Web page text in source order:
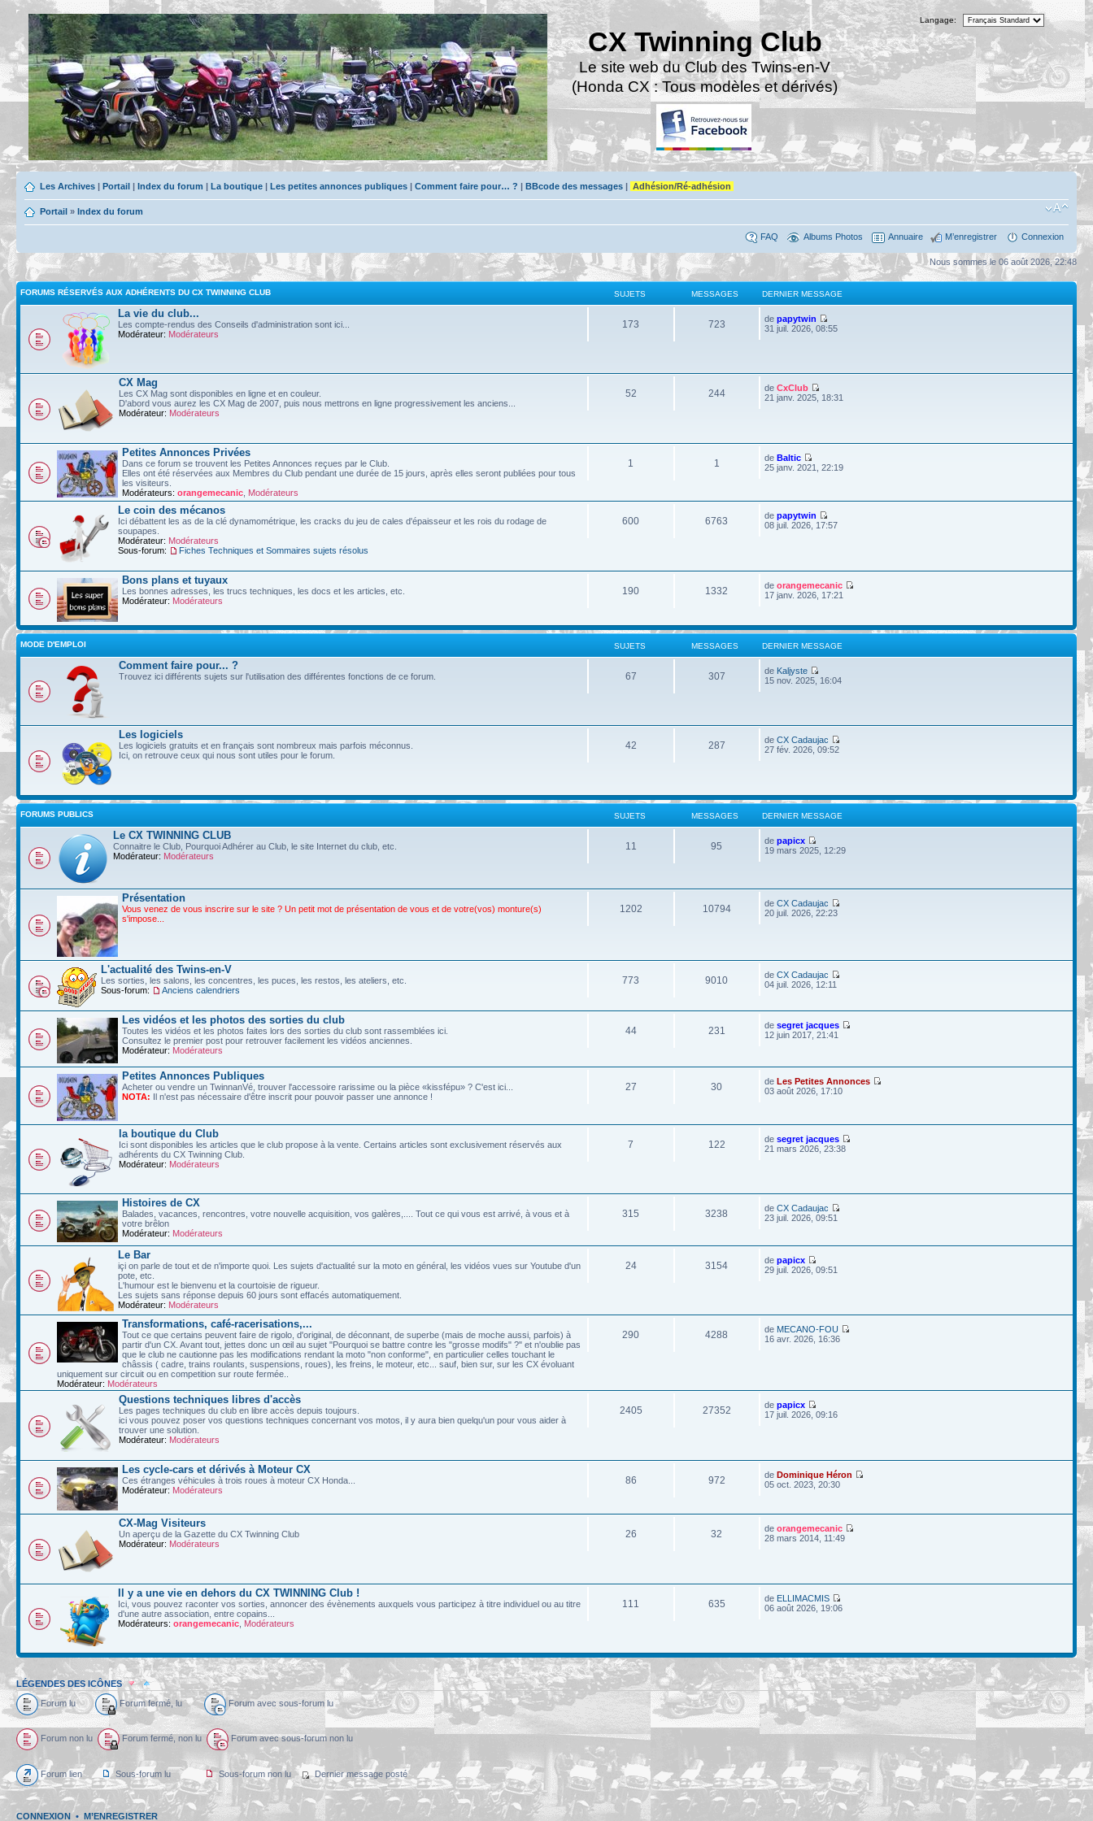
CX Twinning Club
Le site web du Club des Twins-en-V
(Honda CX : Tous modèles et dérivés)
Langage:
Les Archives | Portail | Index du forum | La boutique | Les petites annonces publiques | Comment faire pour… ? | BBcode des messages | Adhésion/Ré-adhésion
Portail » Index du forum
FAQ Albums Photos Annuaire M’enregistrer Connexion
Nous sommes le 06 août 2026, 22:48
FORUMS RÉSERVÉS AUX ADHÉRENTS DU CX TWINNING CLUB SUJETS MESSAGES DERNIER MESSAGE
La vie du club...
Les compte-rendus des Conseils d'administration sont ici...
Modérateur: Modérateurs
173 723 depapytwin
31 juil. 2026, 08:55
CX Mag
Les CX Mag sont disponibles en ligne et en couleur.
D'abord vous aurez les CX Mag de 2007, puis nous mettrons en ligne progressivement les anciens...
Modérateur: Modérateurs
52 244 deCxClub
21 janv. 2025, 18:31
Petites Annonces Privées
Dans ce forum se trouvent les Petites Annonces reçues par le Club.
Elles ont été réservées aux Membres du Club pendant une durée de 15 jours, après elles seront publiées pour tous
les visiteurs.
Modérateurs: orangemecanic Modérateurs
1 1 deBaltic
25 janv. 2021, 22:19
Le coin des mécanos
Ici débattent les as de la clé dynamométrique, les cracks du jeu de cales d'épaisseur et les rois du rodage de
soupapes.
Modérateur: Modérateurs
Sous-forum:
Fiches Techniques et Sommaires sujets résolus
600 6763 depapytwin
08 juil. 2026, 17:57
Bons plans et tuyaux
Les bonnes adresses, les trucs techniques, les docs et les articles, etc.
Modérateur: Modérateurs
190 1332 deorangemecanic
17 janv. 2026, 17:21
MODE D'EMPLOI SUJETS MESSAGES DERNIER MESSAGE
Comment faire pour... ?
Trouvez ici différents sujets sur l'utilisation des différentes fonctions de ce forum. 67 307 de Kaljyste
15 nov. 2025, 16:04
Les logiciels
Les logiciels gratuits et en français sont nombreux mais parfois méconnus.
Ici, on retrouve ceux qui nous sont utiles pour le forum.
42 287 deCX Cadaujac
27 fév. 2026, 09:52
FORUMS PUBLICS SUJETS MESSAGES DERNIER MESSAGE
Le CX TWINNING CLUB
Connaitre le Club, Pourquoi Adhérer au Club, le site Internet du club, etc.
Modérateur: Modérateurs
11 95 depapicx
19 mars 2025, 12:29
Présentation
Vous venez de vous inscrire sur le site ? Un petit mot de présentation de vous et de votre(vos) monture(s)
s'impose...
1202 10794 deCX Cadaujac
20 juil. 2026, 22:23
L'actualité des Twins-en-V
Les sorties, les salons, les concentres, les puces, les restos, les ateliers, etc.
Sous-forum:
Anciens calendriers
773 9010 deCX Cadaujac
04 juil. 2026, 12:11
Les vidéos et les photos des sorties du club
Toutes les vidéos et les photos faites lors des sorties du club sont rassemblées ici.
Consultez le premier post pour retrouver facilement les vidéos anciennes.
Modérateur: Modérateurs
44 231 desegret jacques
12 juin 2017, 21:41
Petites Annonces Publiques
Acheter ou vendre un TwinnanVé, trouver l'accessoire rarissime ou la pièce «kissfépu» ? C'est ici...
NOTA: Il n'est pas nécessaire d'être inscrit pour pouvoir passer une annonce !
27 30 deLes Petites Annonces
03 août 2026, 17:10
la boutique du Club
Ici sont disponibles les articles que le club propose à la vente. Certains articles sont exclusivement réservés aux
adhérents du CX Twinning Club.
Modérateur: Modérateurs
7 122 desegret jacques
21 mars 2026, 23:38
Histoires de CX
Balades, vacances, rencontres, votre nouvelle acquisition, vos galères,.... Tout ce qui vous est arrivé, à vous et à
votre brêlon
Modérateur: Modérateurs
315 3238 deCX Cadaujac
23 juil. 2026, 09:51
Le Bar
içi on parle de tout et de n'importe quoi. Les sujets d'actualité sur la moto en général, les vidéos vues sur Youtube d'un
pote, etc.
L'humour est le bienvenu et la courtoisie de rigueur.
Les sujets sans réponse depuis 60 jours sont effacés automatiquement.
Modérateur: Modérateurs
24 3154 depapicx
29 juil. 2026, 09:51
Transformations, café-racerisations,...
Tout ce que certains peuvent faire de rigolo, d'original, de déconnant, de superbe (mais de moche aussi, parfois) à
partir d'un CX. Avant tout, jettes donc un œil au sujet "Pourquoi se battre contre les "grosse modifs" ?" et n'oublie pas
que le club ne cautionne pas les modifications rendant la moto "non conforme", en particulier celles touchant le
châssis ( cadre, trains roulants, suspensions, roues), les freins, le moteur, etc... sauf, bien sur, sur les CX évoluant
uniquement sur circuit ou en competition sur route fermée..
Modérateur: Modérateurs
290 4288 de MECANO-FOU
16 avr. 2026, 16:36
Questions techniques libres d'accès
Les pages techniques du club en libre accès depuis toujours.
ici vous pouvez poser vos questions techniques concernant vos motos, il y aura bien quelqu'un pour vous aider à
trouver une solution.
Modérateur: Modérateurs
2405 27352 depapicx
17 juil. 2026, 09:16
Les cycle-cars et dérivés à Moteur CX
Ces étranges véhicules à trois roues à moteur CX Honda...
Modérateur: Modérateurs
86 972 deDominique Héron
05 oct. 2023, 20:30
CX-Mag Visiteurs
Un aperçu de la Gazette du CX Twinning Club
Modérateur: Modérateurs
26 32 deorangemecanic
28 mars 2014, 11:49
Il y a une vie en dehors du CX TWINNING Club !
Ici, vous pouvez raconter vos sorties, annoncer des évènements auxquels vous participez à titre individuel ou au titre
d'une autre association, entre copains...
Modérateurs: orangemecanic Modérateurs
111 635 de ELLIMACMIS
06 août 2026, 19:06
LÉGENDES DES ICÔNES
Forum lu Forum fermé, lu Forum avec sous-forum lu
Forum non lu Forum fermé, non lu Forum avec sous-forum non lu
Forum lien Sous-forum lu Sous-forum non lu Dernier message posté
CONNEXION • M’ENREGISTRER